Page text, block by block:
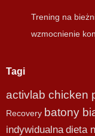
Trening na
wzmocnienie
Tagi
activlab chicken
Recovery batony
indywidualna dieta